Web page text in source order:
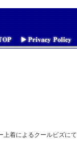
上着によるクールビズにて